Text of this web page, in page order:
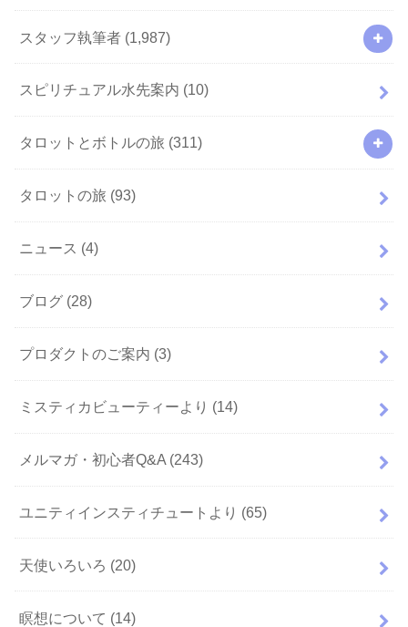
スタッフ執筆者 (1,987)
スピリチュアル水先案内 (10)
タロットとボトルの旅 (311)
タロットの旅 (93)
ニュース (4)
ブログ (28)
プロダクトのご案内 (3)
ミスティカビューティーより (14)
メルマガ・初心者Q&A (243)
ユニティインスティチュートより (65)
天使いろいろ (20)
瞑想について (14)